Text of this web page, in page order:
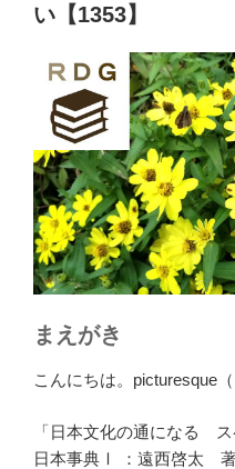
い【1353】
まえがき
こんにちは。picturesque
「日本文化の通になる
日本事典Ⅰ ：遠西啓太 著